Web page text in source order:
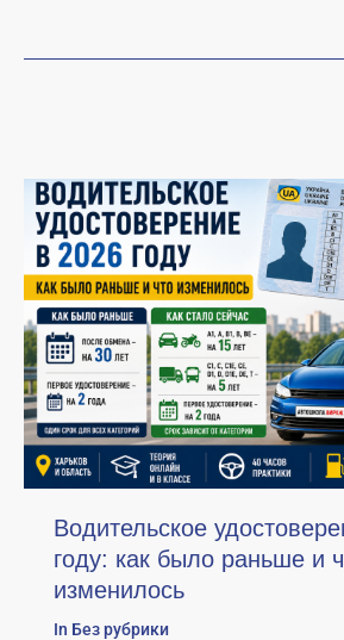
Водительское
году: как было раньше и
изменилось
In Без рубрики